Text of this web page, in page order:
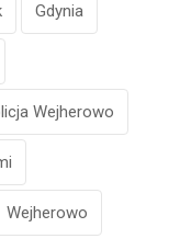
Gdynia
Wejherowo
Wejherowo